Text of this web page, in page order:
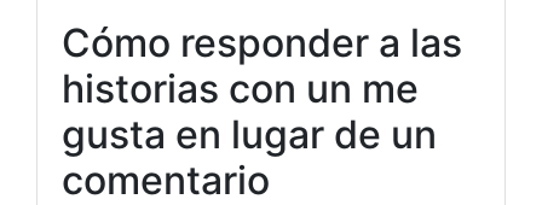
Cómo responder a las
historias con un me
gusta en lugar de un
comentario